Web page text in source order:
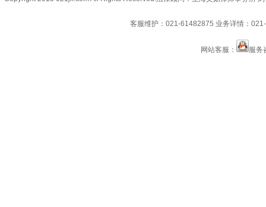
客服维护：021-61482875 业务详情：
网站客服： 服务